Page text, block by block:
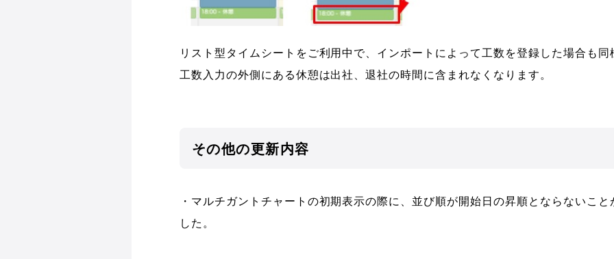
リスト型タイムシートをご利用中で、インポートによって工数を登録した場合も同
工数入力の外側にある休憩は出社、退社の時間に含まれなくなります。
その他の更新内容
・マルチガントチャートの初期表示の際に、並び順が開始日の昇順とならないこ
した。